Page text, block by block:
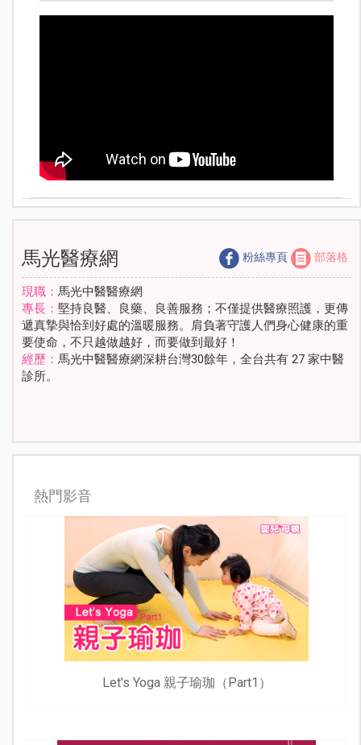
馬光醫療網 粉絲專頁 部落格
現職： 馬光中醫醫療網
專長： 堅持良醫、良藥、良善服務；不僅提供醫療照護，更傳
遞真摯與恰到好處的溫暖服務。肩負著守護人們身心健康的重
要使命，不只越做越好，而要做到最好！
經歷： 馬光中醫醫療網深耕台灣30餘年，全台共有 27 家中醫
診所。
熱門影音
Let's Yoga 親子瑜珈（Part1）